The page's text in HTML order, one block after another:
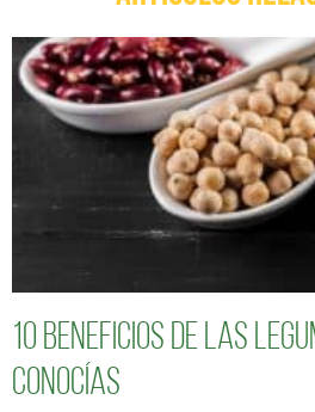
10 Beneficios de las
conocías